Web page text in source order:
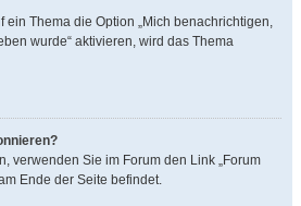
ein Thema die Option „Mich benachrichtigen,
wurde“ aktivieren, wird das Thema
verwenden Sie im Forum den Link „Forum
Ende der Seite befindet.